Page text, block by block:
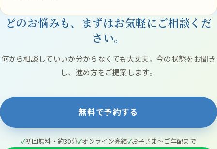
どのお悩みも、まずはお気軽にご相談くだ
さい。
何から相談していいか分からなくても大丈夫。今の状態をお聞き
し、進め方をご提案します。
無料で予約する
初回無料・約30分 オンライン完結 お子さま〜ご年配まで